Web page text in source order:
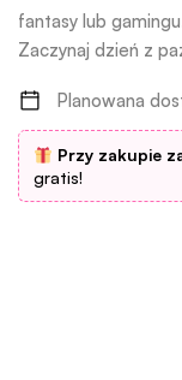
fantasy lub
Zaczynaj dzień z
Planowana
Przy zakupie
gratis!